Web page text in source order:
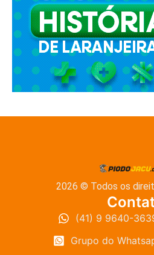
2026 © Todos os
(41) 9 9640-
Grupo do